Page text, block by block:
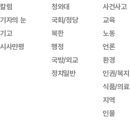
칼럼
기자의 눈
기고
시사만평
청와대
국회/정당
북한
행정
국방/외교
정치일반
사건사고
교육
노동
언론
환경
인권/복지
식품/의료
지역
인물